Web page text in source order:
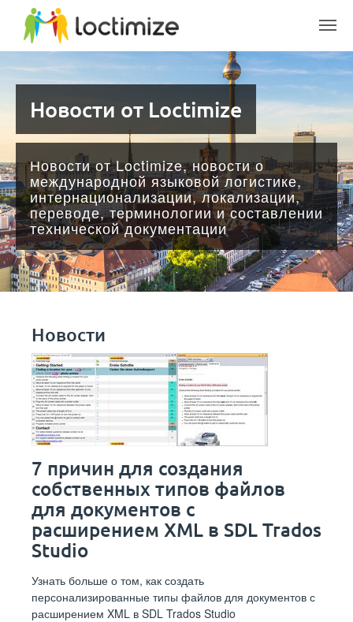
Skip to main content
Новости от Loctimize
Новости от Loctimize, новости о
международной языковой логистике,
интернационализации, локализации,
переводе, терминологии и составлении
технической документации
Новости
7 причин для создания
собственных типов файлов
для документов с
расширением XML в SDL Trados
Studio
Узнать больше о том, как создать
персонализированные типы файлов для документов с
расширением XML в SDL Trados Studio